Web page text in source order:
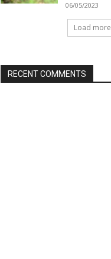
06/05/2023
Load more
RECENT COMMENTS